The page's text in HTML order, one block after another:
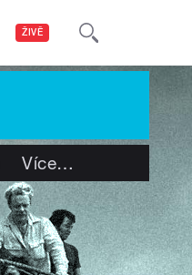
ŽIVĚ
Více…